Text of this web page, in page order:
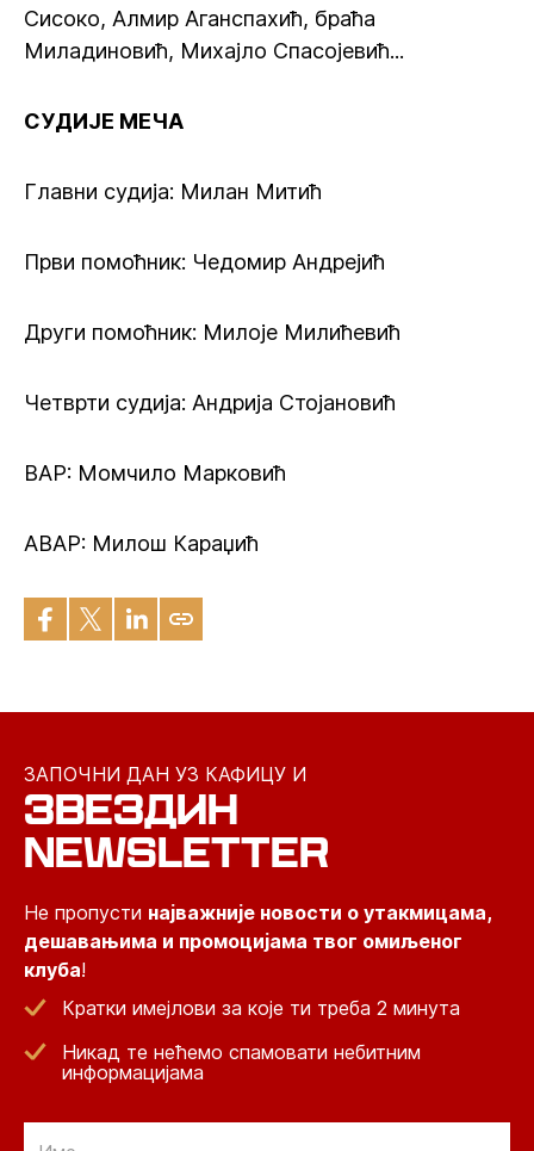
Сисоко, Алмир Аганспахић, браћа
Миладиновић, Михајло Спасојевић...
СУДИЈЕ МЕЧА
Главни судија: Милан Митић
Први помоћник: Чедомир Андрејић
Други помоћник: Милоје Милићевић
Четврти судија: Андрија Стојановић
ВАР: Момчило Марковић
АВАР: Милош Караџић
ЗАПОЧНИ ДАН УЗ КАФИЦУ И
ЗВЕЗДИН
NEWSLETTER
Не пропусти најважније новости о утакмицама,
дешавањима и промоцијама твог омиљеног
клуба!
Кратки имејлови за које ти треба 2 минута
Никад те нећемо спамовати небитним
информацијама